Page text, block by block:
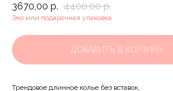
3670,00 р. 4400,00 р.
Эко или подарочная упаковка
ДОБАВИТЬ В КОРЗИНУ
Трендовое длинное колье без вставок,